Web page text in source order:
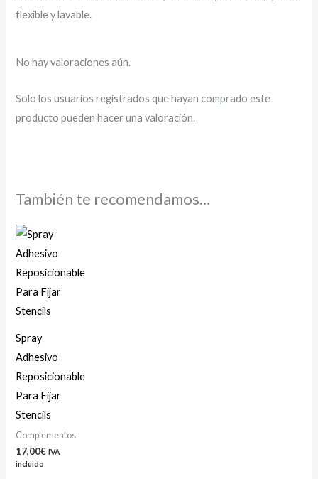
flexible y lavable.
No hay valoraciones aún.
Solo los usuarios registrados que hayan comprado este
producto pueden hacer una valoración.
También te recomendamos…
Spray
Adhesivo
Reposicionable
Para Fijar
Stencils
Complementos
17,00€ IVA
incluido